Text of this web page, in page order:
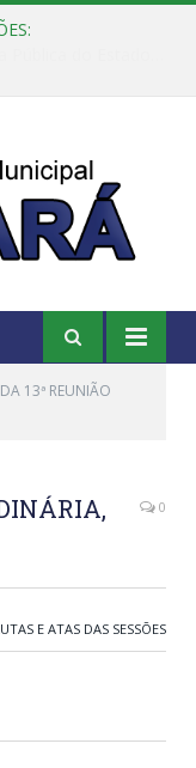
13ª REUNIÃO
0
E ATAS DAS SESSÕES